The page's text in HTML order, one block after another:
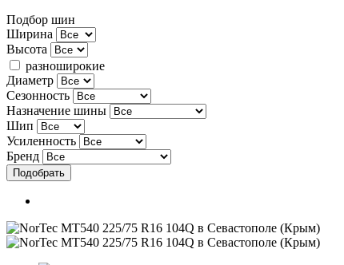
Подбор шин
Ширина
Высота
разноширокие
Диаметр
Сезонность
Назначение шины
Шип
Усиленность
Бренд